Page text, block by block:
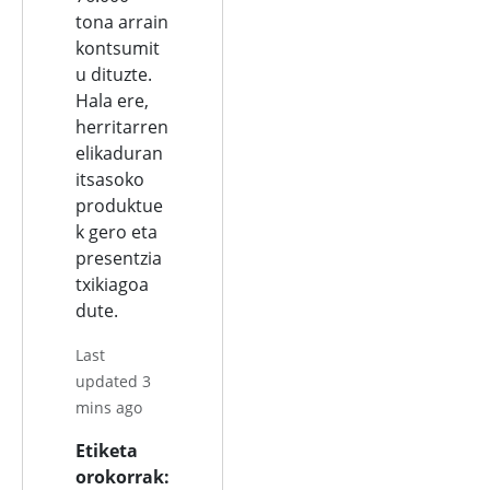
tona arrain
kontsumit
u dituzte.
Hala ere,
herritarren
elikaduran
itsasoko
produktue
k gero eta
presentzia
txikiagoa
dute.
Last
updated 3
mins ago
Etiketa
orokorrak